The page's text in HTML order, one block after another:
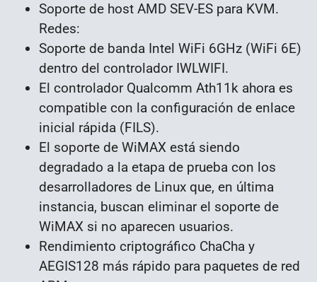
Soporte de host AMD SEV-ES para KVM.
Redes:
Soporte de banda Intel WiFi 6GHz (WiFi 6E)
dentro del controlador IWLWIFI.
El controlador Qualcomm Ath11k ahora es
compatible con la configuración de enlace
inicial rápida (FILS).
El soporte de WiMAX está siendo
degradado a la etapa de prueba con los
desarrolladores de Linux que, en última
instancia, buscan eliminar el soporte de
WiMAX si no aparecen usuarios.
Rendimiento criptográfico ChaCha y
AEGIS128 más rápido para paquetes de red